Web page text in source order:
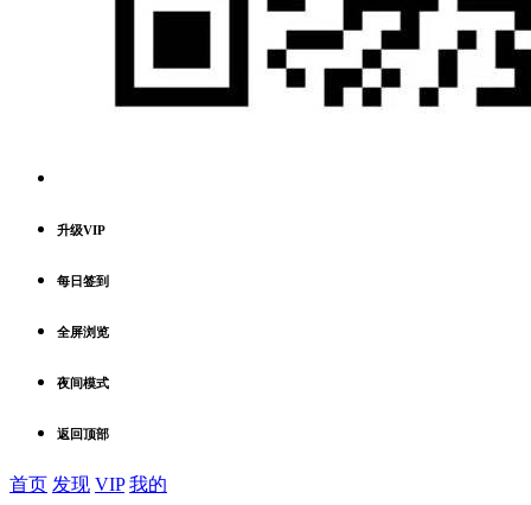
升级VIP
每日签到
全屏浏览
夜间模式
返回顶部
首页 发现 VIP 我的